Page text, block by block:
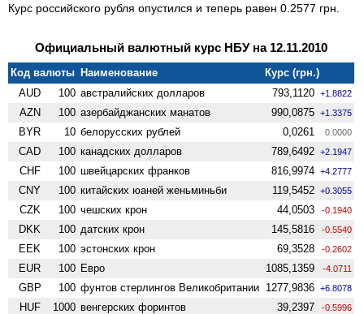
Курс российского рубля опустился и теперь равен 0.2577 грн.
Официальный валютный курс НБУ на 12.11.2010
Код валюты Наименование
Курс (грн.)
AUD
100 австралийских долларов 793,1120 +1.8822
AZN 100 азербайджанских манатов 990,0875 +1.3375
BYR 10 белорусских рублей 0,0261 0.0000
CAD 100 канадских долларов 789,6492 +2.1947
CHF 100 швейцарских франков 816,9974 +4.2777
CNY 100 китайских юаней женьминьби 119,5452 +0.3055
CZK 100 чешских крон 44,0503 -0.1940
DKK 100 датских крон 145,5816 -0.5540
EEK 100 эстонских крон 69,3528 -0.2602
EUR 100 Евро 1085,1359 -4.0711
GBP 100 фунтов стерлингов Велико­британии 1277,9836 +6.8078
HUF 1000 венгерских форинтов 39,2397 -0.5996